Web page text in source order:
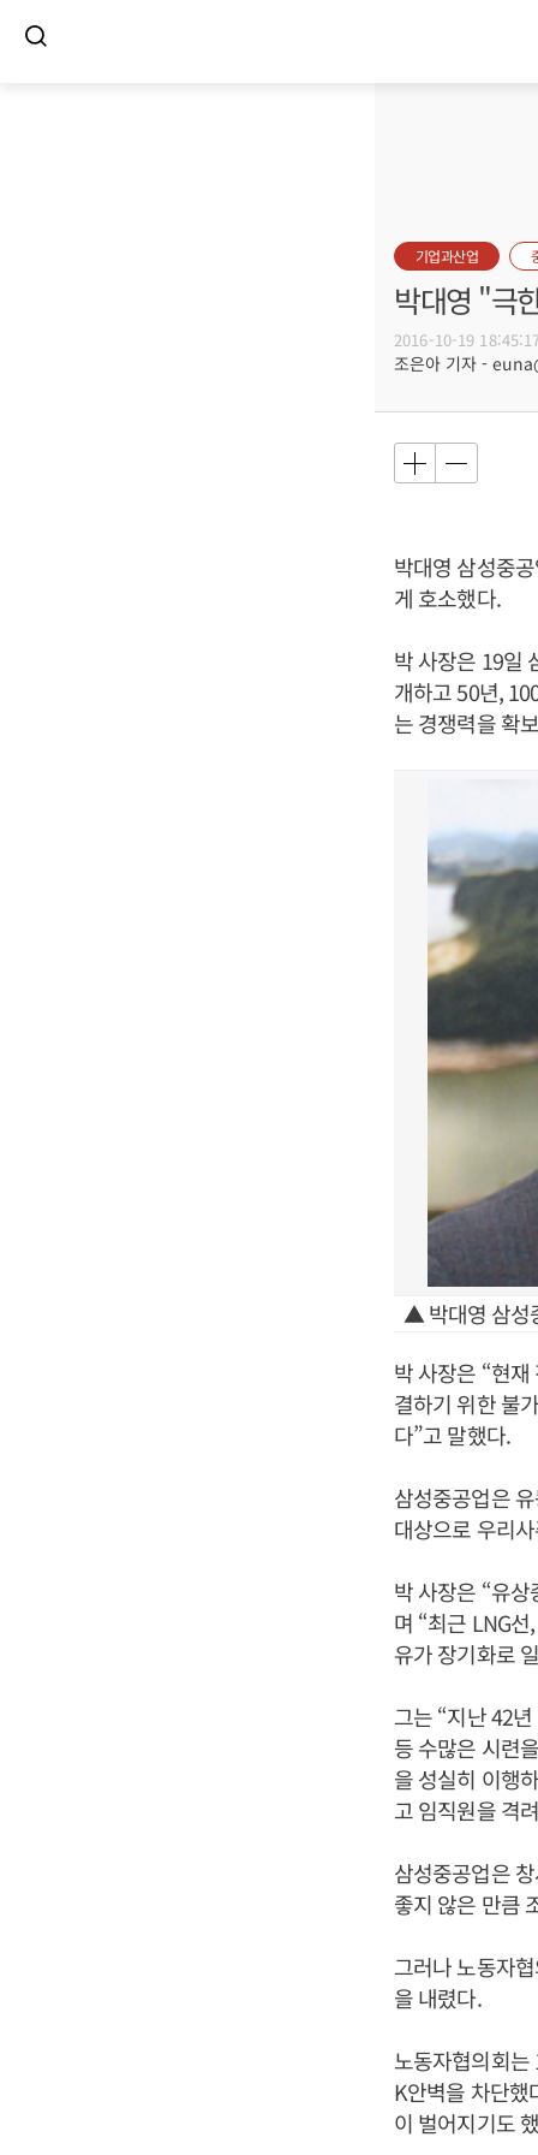
기업과산업
박대영 "극
2016-10-19
조은아 기자 -
박대영 삼성중
게 호소했다.
박 사장은 19일
개하고 50년,
는 경쟁력을 확
▲ 박대영 삼성
박 사장은 “현
결하기 위한 불
다”고 말했다.
삼성중공업은
대상으로 우리
박 사장은 “유
며 “최근 LNG
유가 장기화로
그는 “지난 42
등 수많은 시련
을 성실히 이행
고 임직원을 격
삼성중공업은
좋지 않은 만큼
그러나 노동자
을 내렸다.
노동자협의회
K안벽을 차단했
이 벌어지기도